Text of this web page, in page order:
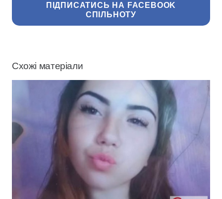
ПІДПИСАТИСЬ НА FACEBOOK
СПІЛЬНОТУ
Схожі матеріали